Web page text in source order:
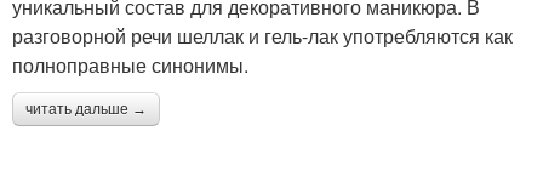
уникальный состав для декоративного маникюра. В
разговорной речи шеллак и гель-лак употребляются как
полноправные синонимы.
читать дальше →